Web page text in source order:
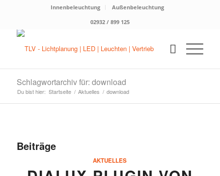
Innenbeleuchtung
Außenbeleuchtung
02932 / 899 125
Schlagwortarchiv für: download
Du bist hier: Startseite / Aktuelles / download
Beiträge
AKTUELLES